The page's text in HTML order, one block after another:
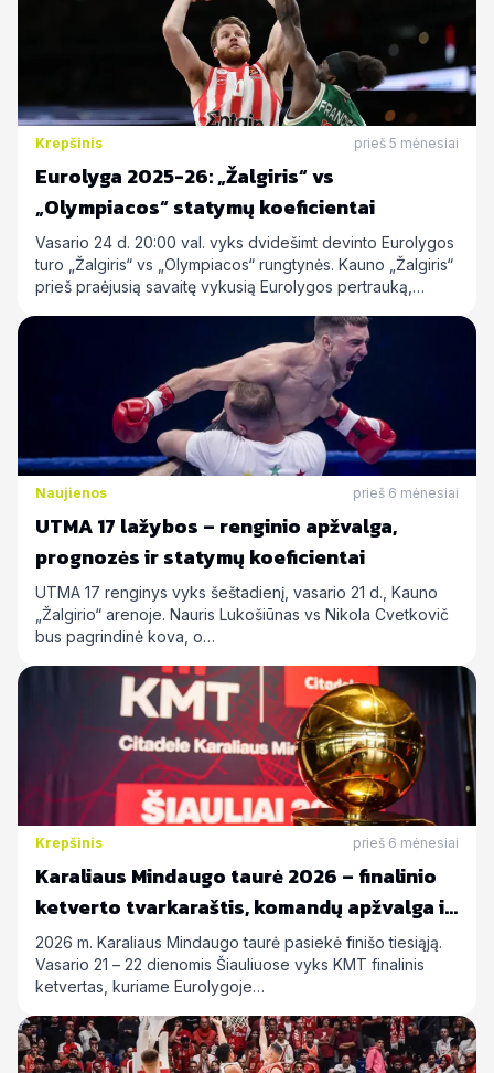
Krepšinis prieš 5 mėnesiai
Eurolyga 2025-26: „Žalgiris“ vs
„Olympiacos“ statymų koeficientai
Vasario 24 d. 20:00 val. vyks dvidešimt devinto Eurolygos
turo „Žalgiris“ vs „Olympiacos“ rungtynės. Kauno „Žalgiris“
prieš praėjusią savaitę vykusią Eurolygos pertrauką,…
Naujienos prieš 6 mėnesiai
UTMA 17 lažybos – renginio apžvalga,
prognozės ir statymų koeficientai
UTMA 17 renginys vyks šeštadienį, vasario 21 d., Kauno
„Žalgirio“ arenoje. Nauris Lukošiūnas vs Nikola Cvetkovič
bus pagrindinė kova, o…
Krepšinis prieš 6 mėnesiai
Karaliaus Mindaugo taurė 2026 – finalinio
ketverto tvarkaraštis, komandų apžvalga ir
statymų prognozės
2026 m. Karaliaus Mindaugo taurė pasiekė finišo tiesiąją.
Vasario 21 – 22 dienomis Šiauliuose vyks KMT finalinis
ketvertas, kuriame Eurolygoje…